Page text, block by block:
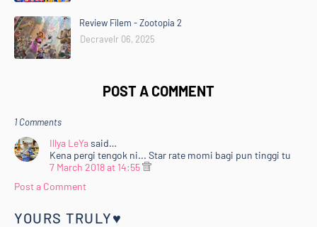
Review Filem - Zootopia 2
Decravelr 06, 2025
POST A COMMENT
1 Comments
Illya LeYasaid…
Kena pergi tengok ni... Star rate momi bagi pun tinggi tu
7 March 2018 at 14:55
Post a Comment
YOURS TRULY♥